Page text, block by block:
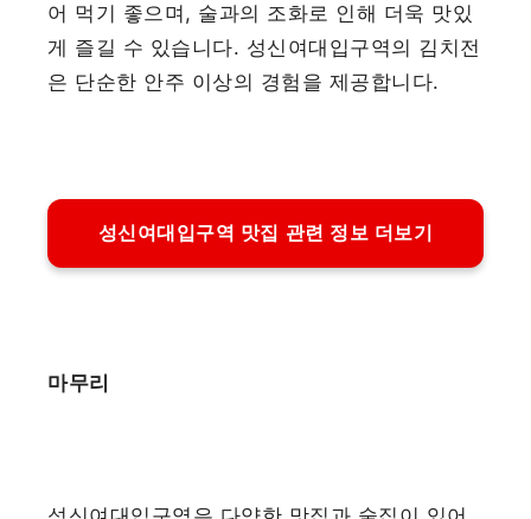
어 먹기 좋으며, 술과의 조화로 인해 더욱 맛있
게 즐길 수 있습니다. 성신여대입구역의 김치전
은 단순한 안주 이상의 경험을 제공합니다.
성신여대입구역 맛집 관련 정보 더보기
마무리